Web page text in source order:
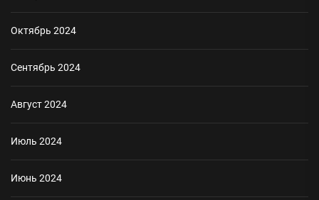
Октябрь 2024
Сентябрь 2024
Август 2024
Июль 2024
Июнь 2024